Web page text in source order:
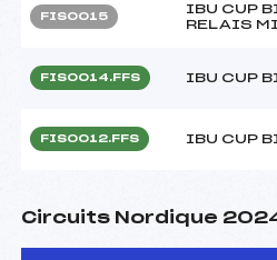
FIS0015
IBU CUP
RELAIS
FIS0014.FFS IBU CUP
FIS0012.FFS IBU CUP
Circuits Nordique